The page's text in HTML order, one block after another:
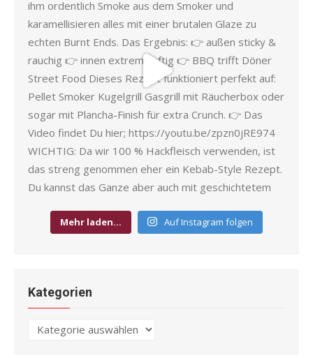
Mehr laden… Auf Instagram folgen
Kategorien
Kategorien